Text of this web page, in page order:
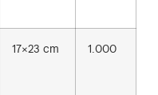
17×23 cm 1.000